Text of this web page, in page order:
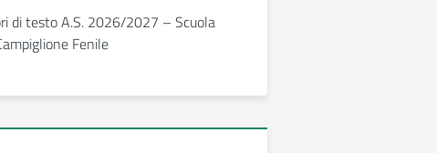
di testo A.S. 2026/2027 – Scuola
Fenile